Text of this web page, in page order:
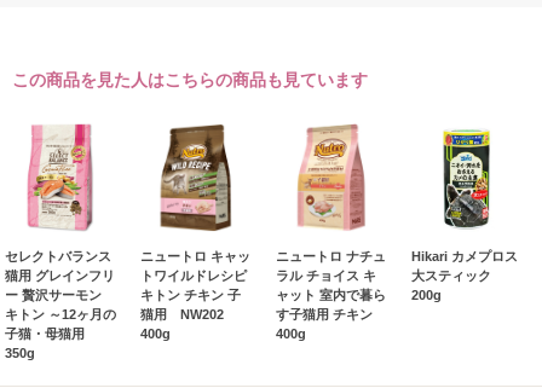
この商品を見た人はこちらの商品も見ています
セレクトバランス
猫用 グレインフリ
ー 贅沢サーモン
キトン ～12ヶ月の
子猫・母猫用
350g
ニュートロ キャッ
トワイルドレシピ
キトン チキン 子
猫用 NW202
400g
ニュートロ ナチュ
ラル チョイス キ
ャット 室内で暮ら
す子猫用 チキン
400g
Hikari カメプロス
大スティック
200g